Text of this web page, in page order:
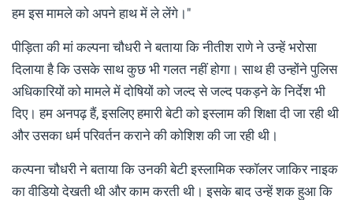
हम इस मामले को अपने हाथ में ले लेंगे।"
पीड़िता की मां कल्पना चौधरी ने बताया कि नीतीश राणे ने उन्हें भरोसा
दिलाया है कि उसके साथ कुछ भी गलत नहीं होगा। साथ ही उन्होंने पुलिस
अधिकारियों को मामले में दोषियों को जल्द से जल्द पकड़ने के निर्देश भी
दिए। हम अनपढ़ हैं, इसलिए हमारी बेटी को इस्लाम की शिक्षा दी जा रही थी
और उसका धर्म परिवर्तन कराने की कोशिश की जा रही थी।
कल्पना चौधरी ने बताया कि उनकी बेटी इस्लामिक स्कॉलर जाकिर नाइक
का वीडियो देखती थी और काम करती थी। इसके बाद उन्हें शक हुआ कि